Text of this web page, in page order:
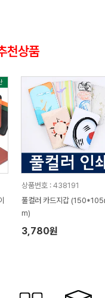
천상품
상품번호 : 438191
풀컬러 카드지갑
m)
3,780원